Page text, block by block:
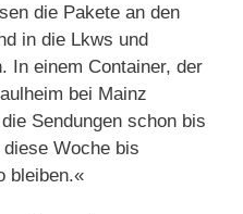
die Pakete an den
in die Lkws und
In einem Container, der
bei Mainz
Sendungen schon bis
Woche bis
bleiben.«